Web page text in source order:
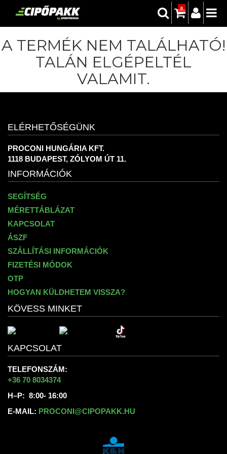
0
A TERMÉK NEM TALÁLHATÓ!
TALÁN ELGÉPELTÉL
VALAMIT.
ELÉRHETŐSÉGÜNK
PROCONI HUNGÁRIA KFT.
1118 BUDAPEST, ZÓLYOM ÚT 11.
INFORMÁCIÓK
SEGÍTSÉG
MÉRETTÁBLÁZAT
KAPCSOLAT
ÁSZF
SZÁLLÍTÁSI INFORMÁCIÓK
FIZETÉSI MÓDOK
OTP
HOGYAN KÜLDHETEM VISSZA?
KÖVESS MINKET
KAPCSOLAT
TELEFONSZÁM:
+36 70 8034374
H–P: 8:00- 16:00
E-MAIL: PROCONI@CIPOPAKK.HU